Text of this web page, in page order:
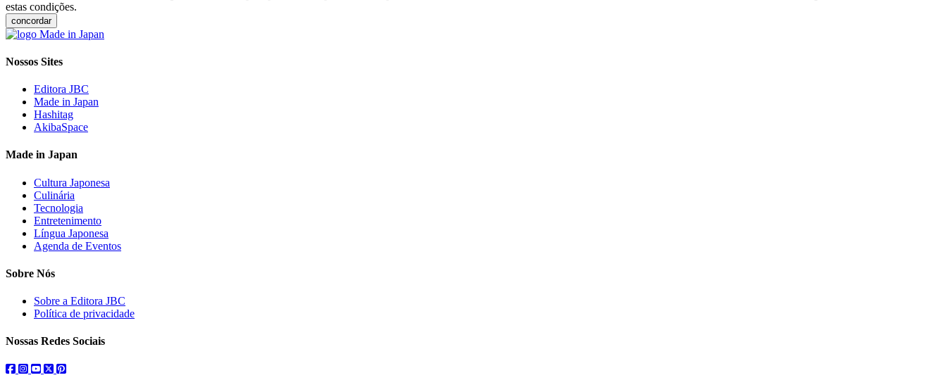
estas condições.
concordar
Nossos Sites
Editora JBC
Made in Japan
Hashitag
AkibaSpace
Made in Japan
Cultura Japonesa
Culinária
Tecnologia
Entretenimento
Língua Japonesa
Agenda de Eventos
Sobre Nós
Sobre a Editora JBC
Política de privacidade
Nossas Redes Sociais
facebook
instagram
youtube
twitterpinterest